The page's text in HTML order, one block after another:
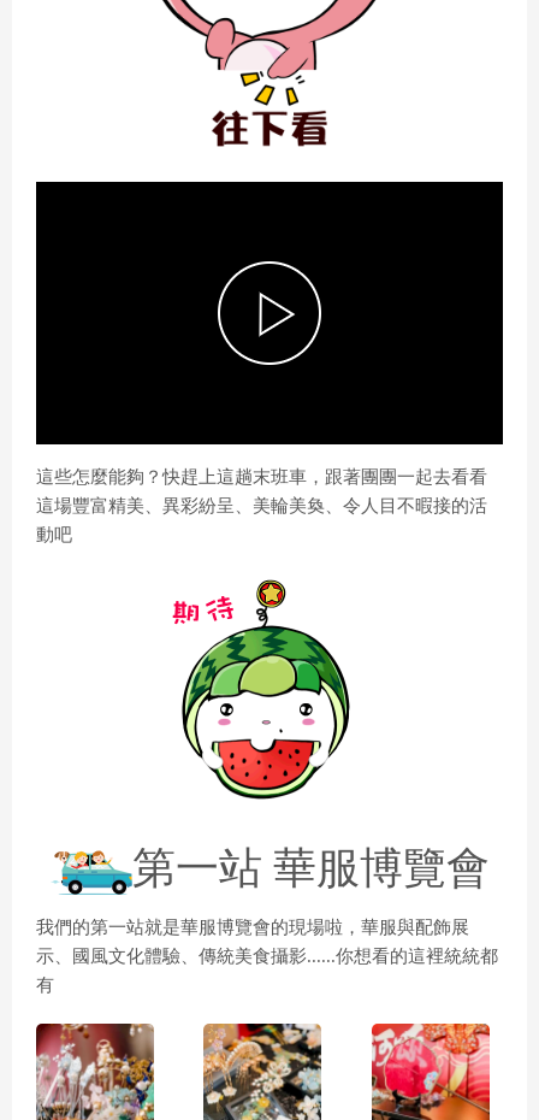
P
l
a
y
V
i
e
這些怎麼能夠？快趕上這趟末班車，跟著團團一起去看看
這場豐富精美、異彩紛呈、美輪美奐、令人目不暇接的活
動吧
第一站 華服博覽會
我們的第一站就是華服博覽會的現場啦，華服與配飾展
示、國風文化體驗、傳統美食攝影......你想看的這裡統統都
有